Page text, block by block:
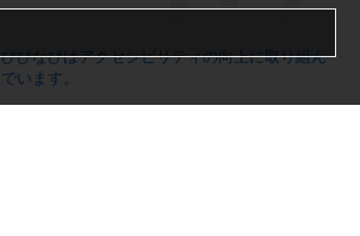
びびなびはアクセシビリティの向上に取り組ん
でいます。